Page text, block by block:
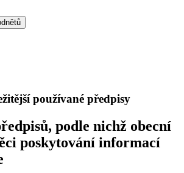
používané předpisy
podle nichž obecní
poskytování informací